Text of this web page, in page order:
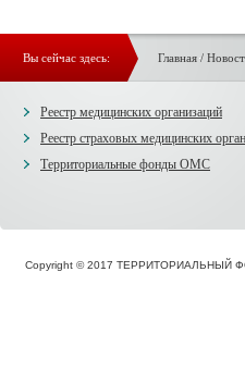
Вы сейчас здесь: Главная/
Реестр медицинских организаций
Реестр страховых медицинских
Территориальные фонды ОМС
Copyright © 2017